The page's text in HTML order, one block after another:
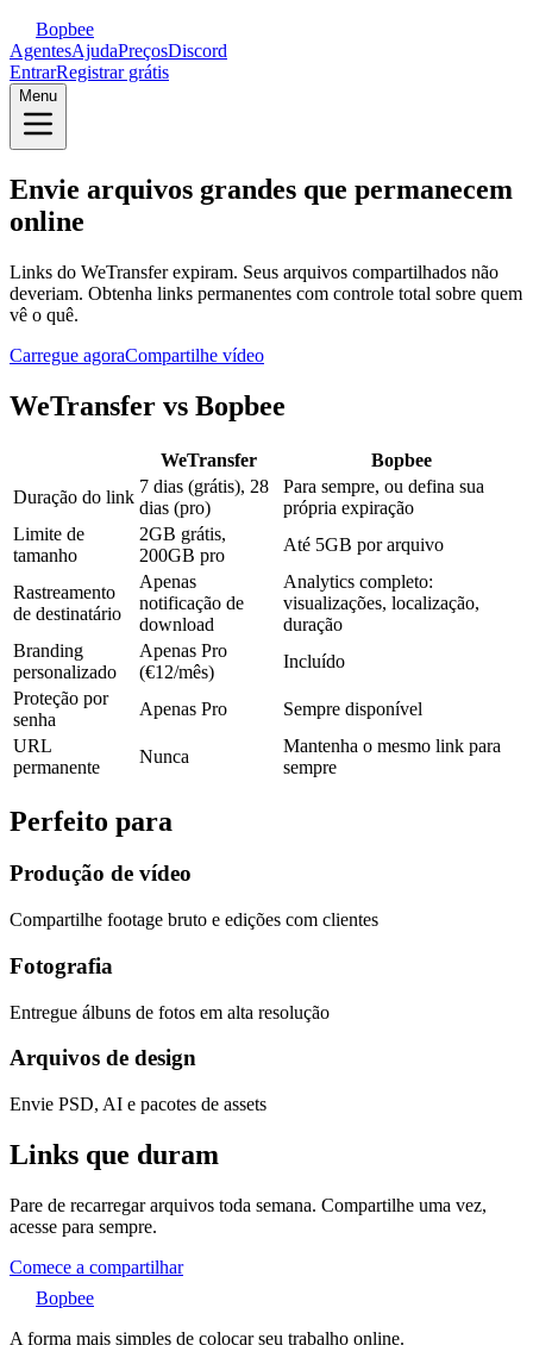
Bopbee
AgentesAjudaPreçosDiscord
EntrarRegistrar grátis
Menu
Envie arquivos grandes que permanecem
online
Links do WeTransfer expiram. Seus arquivos compartilhados não
deveriam. Obtenha links permanentes com controle total sobre quem
vê o quê.
Carregue agoraCompartilhe vídeo
WeTransfer vs Bopbee
WeTransfer
Bopbee
Duração do link
7 dias (grátis), 28
dias (pro)
Para sempre, ou defina sua
própria expiração
Limite de
tamanho
2GB grátis,
200GB pro
Até 5GB por arquivo
Rastreamento
de destinatário
Apenas
notificação de
download
Analytics completo:
visualizações, localização,
duração
Branding
personalizado
Apenas Pro
(€12/mês)
Incluído
Proteção por
senha
Apenas Pro
Sempre disponível
URL
permanente
Nunca
Mantenha o mesmo link para
sempre
Perfeito para
Produção de vídeo
Compartilhe footage bruto e edições com clientes
Fotografia
Entregue álbuns de fotos em alta resolução
Arquivos de design
Envie PSD, AI e pacotes de assets
Links que duram
Pare de recarregar arquivos toda semana. Compartilhe uma vez,
acesse para sempre.
Comece a compartilhar
Bopbee
A forma mais simples de colocar seu trabalho online.